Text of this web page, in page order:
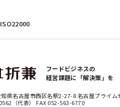
ISO22000
フードビジネスの
経営課題に「解決策」を
県名古屋市西区名駅2-27-8 名古屋プライム
（代表） FAX 052-563-6770